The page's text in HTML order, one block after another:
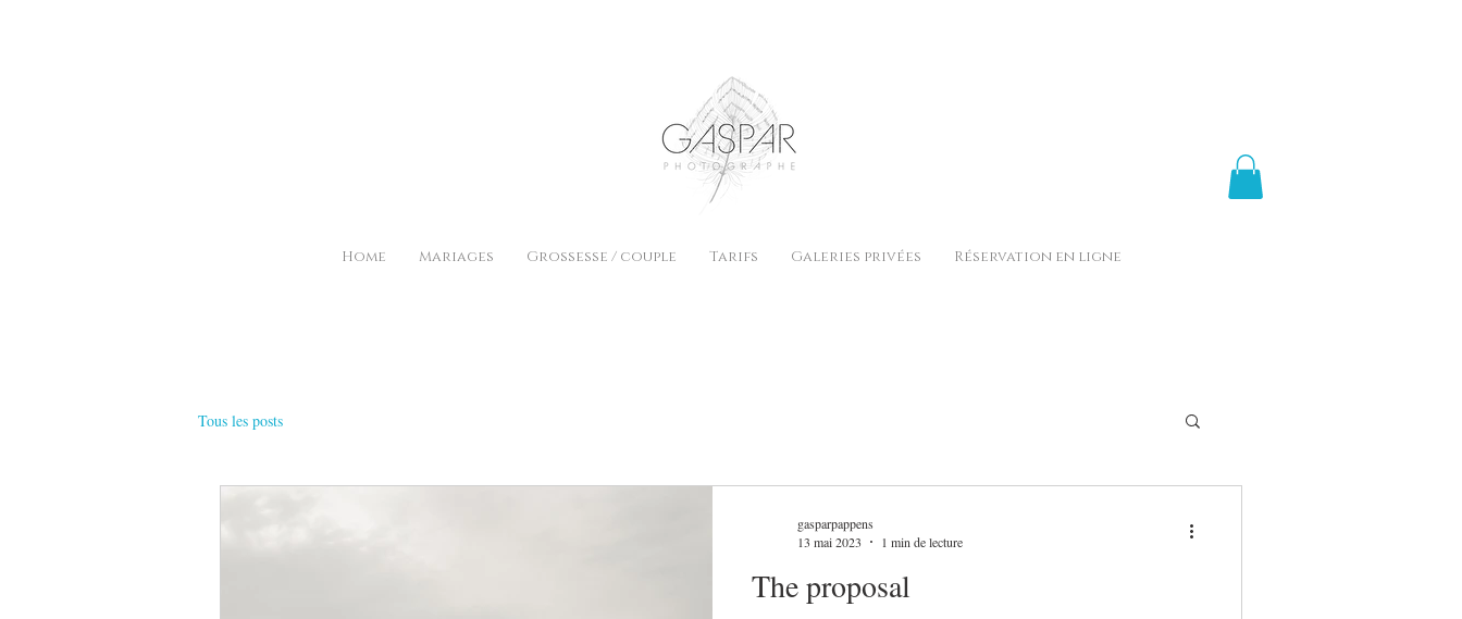
Home Mariages Grossesse / couple Tarifs Galeries privées Réservation en ligne
Tous les posts
The proposal
gasparpappens
13 mai 2023
1 min de lecture